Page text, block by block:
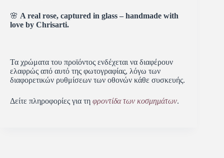
🌸 A real rose, captured in glass – handmade with
love by Chrisarti.
Τα χρώματα του προϊόντος ενδέχεται να διαφέρουν
ελαφρώς από αυτό της φωτογραφίας, λόγω των
διαφορετικών ρυθμίσεων των οθονών κάθε συσκευής.
Δείτε πληροφορίες για τη φροντίδα των κοσμημάτων.